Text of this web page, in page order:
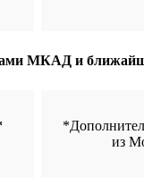
МКАД и
из